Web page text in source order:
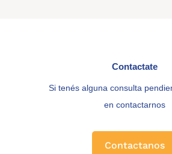
Contactate
Si tenés alguna consulta
en contactarnos
Contactanos